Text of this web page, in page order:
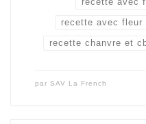
recette avec fleur
recette chanvre et
par SAV La French